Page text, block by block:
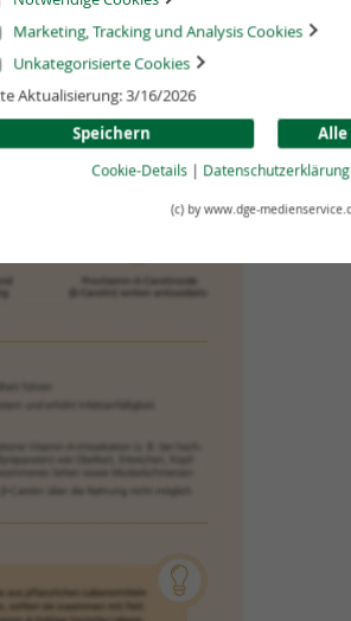
Marketing, Tracking und Analysis Cookies
Unkategorisierte Cookies
Aktualisierung: 3/16/2026
Speichern
Cookie-Details | Datenschutzerklärung
(c) by www.dge-